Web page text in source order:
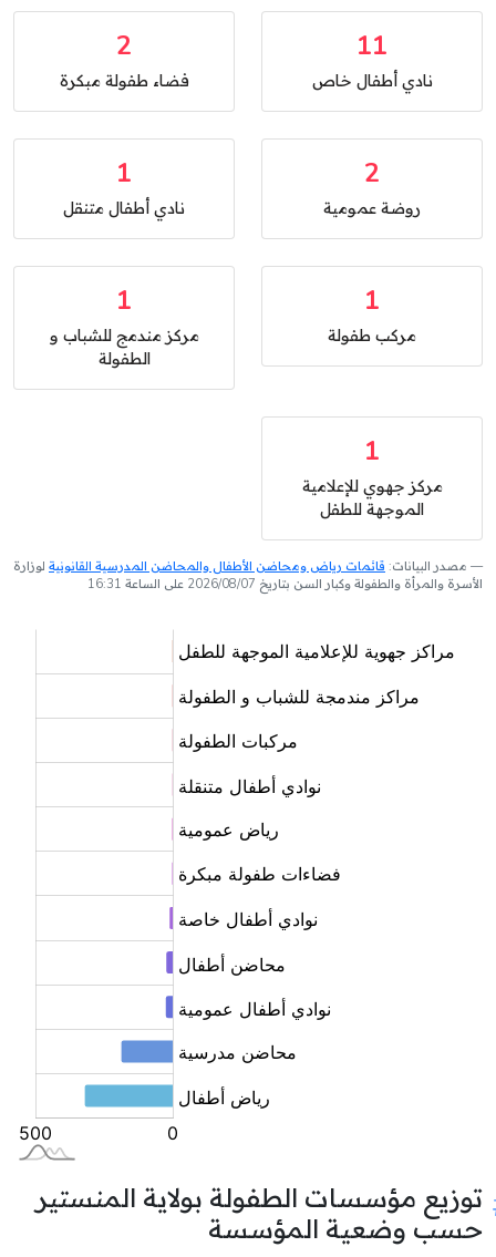
11
نادي أطفال خاص
2
فضاء طفولة مبكرة
2
روضة عمومية
1
نادي أطفال متنقل
1
مركب طفولة
1
مركز مندمج للشباب و
الطفولة
1
مركز جهوي للإعلامية
الموجهة للطفل
مصدر البيانات: قائمات رياض ومحاضن الأطفال والمحاضن المدرسية القانونية لوزارة
الأسرة والمرأة والطفولة وكبار السن بتاريخ 2026/08/07 على الساعة 16:31
توزيع مؤسسات الطفولة بولاية المنستير
حسب وضعية المؤسسة